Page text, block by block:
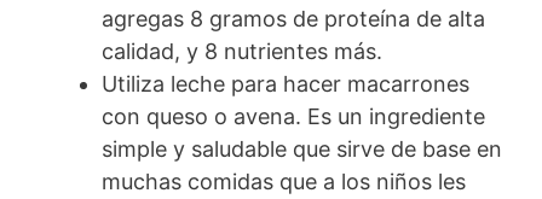
agregas 8 gramos de proteína de alta
calidad, y 8 nutrientes más.
Utiliza leche para hacer macarrones
con queso o avena. Es un ingrediente
simple y saludable que sirve de base en
muchas comidas que a los niños les